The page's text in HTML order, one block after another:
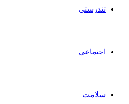
تندرستی
اجتماعی
سلامت